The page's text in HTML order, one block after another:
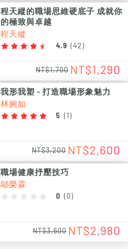
程天縱的職場思維硬底子 成就你
的極致與卓越
程天縱
4.9 ( 42 )
NT$1,700 NT$1,290
我形我塑 - 打造職場形象魅力
林婉如
5 ( )
NT$3,200 NT$2,600
職場健康抒壓技巧
鄔榮霖
0 ( 0 )
NT$3,600 NT$2,980